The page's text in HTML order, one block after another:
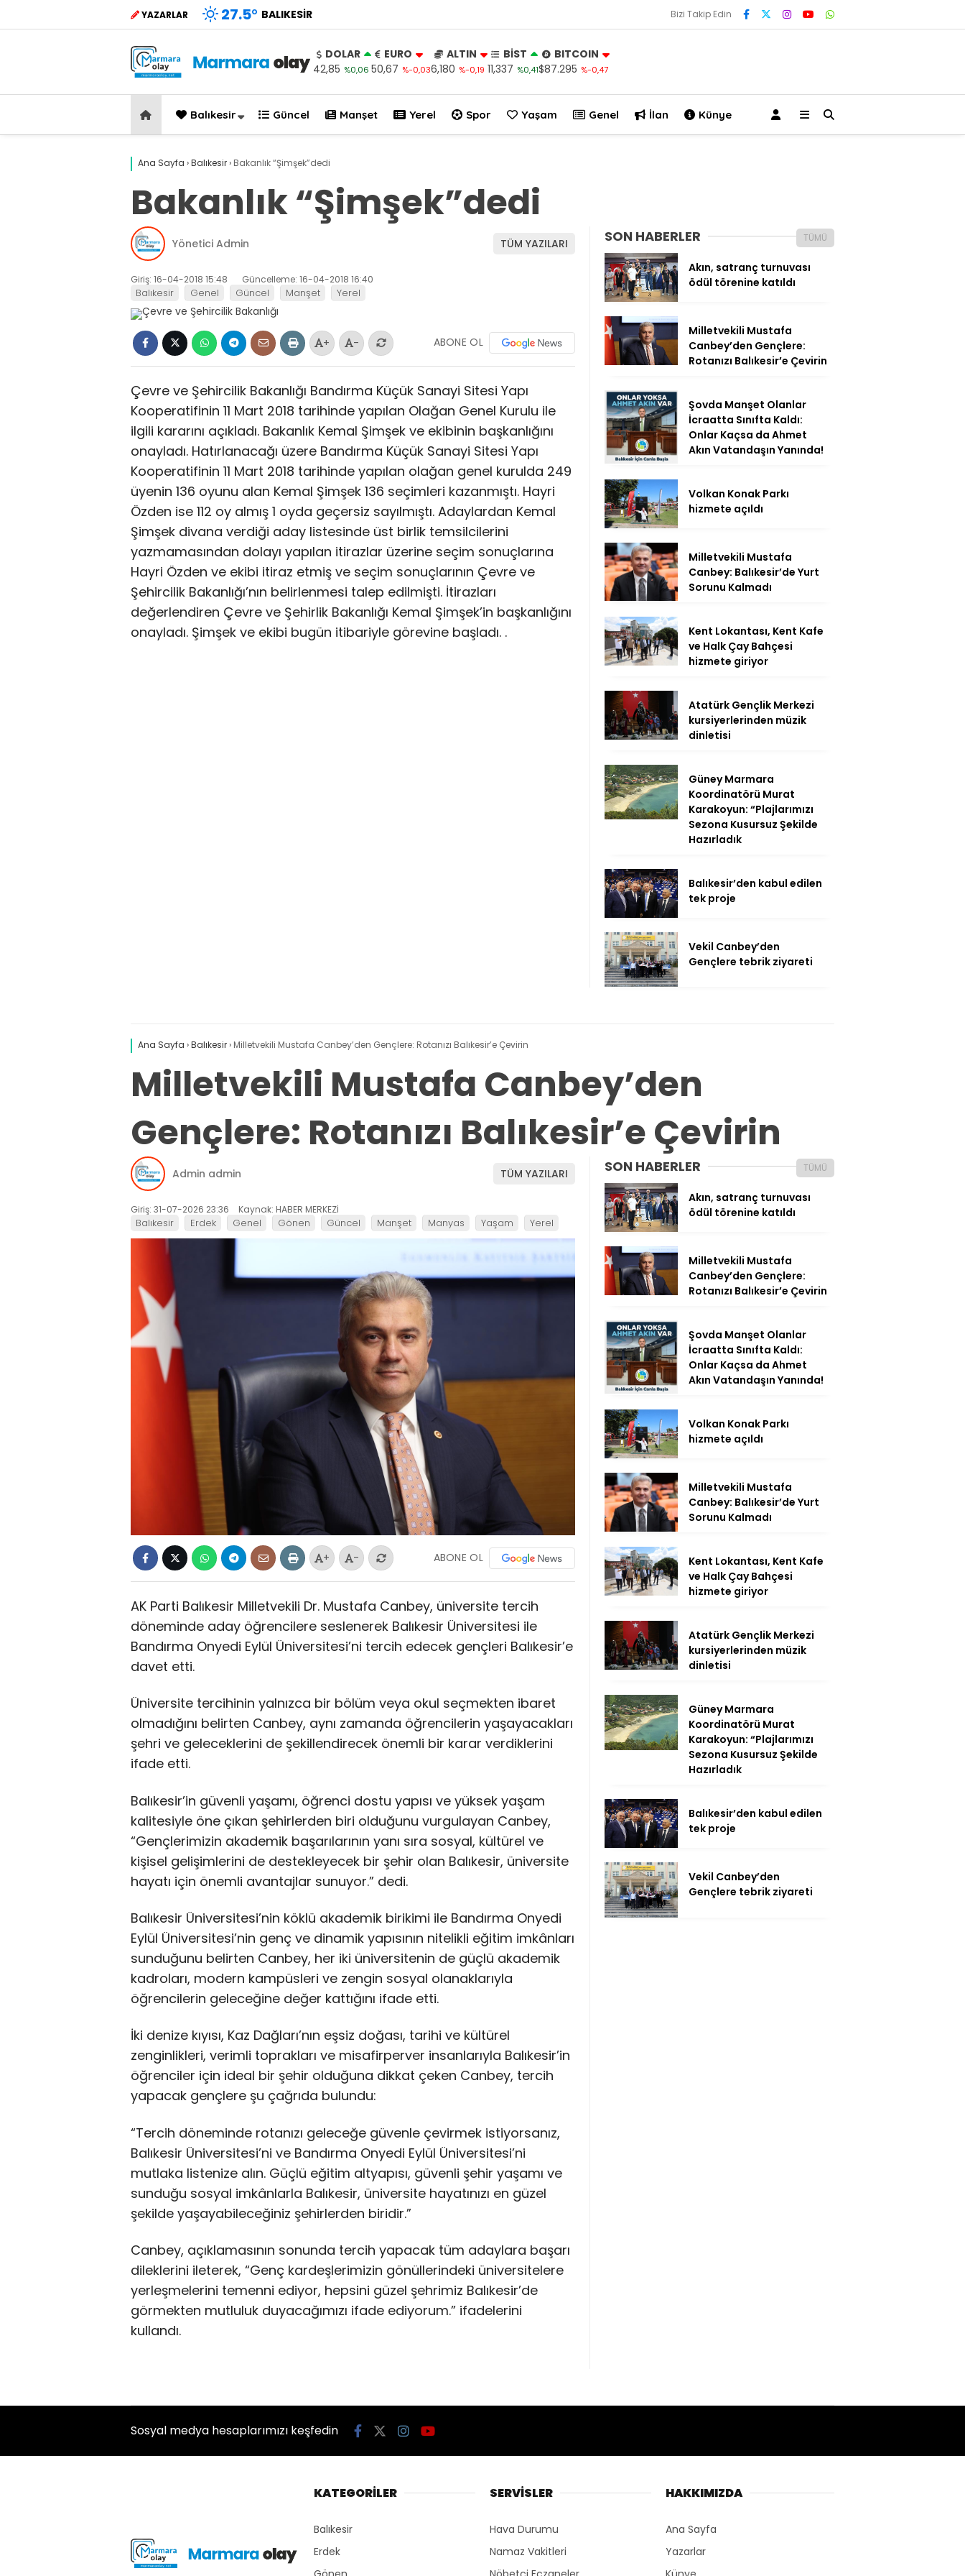
YAZARLAR 27.5° BALIKESIR Bizi Takip Edin
DOLAR
42,85 %0,06
EURO
50,67 %-0,03
ALTIN
6,180 %-0,19
BİST
11,337 %0,41
BITCOIN
$87.295 %-0,47
Balıkesir Güncel Manşet Yerel Spor Yaşam Genel İlan Künye
Ana Sayfa ›Balıkesir› Bakanlık “Şimşek”dedi
Bakanlık “Şimşek”dedi
Yönetici Admin TÜM YAZILARI
Giriş: 16-04-2018 15:48 Güncelleme: 16-04-2018 16:40
Balıkesir Genel Güncel Manşet Yerel
+ - ABONE OL
Çevre ve Şehircilik Bakanlığı Bandırma Küçük Sanayi Sitesi Yapı
Kooperatifinin 11 Mart 2018 tarihinde yapılan Olağan Genel Kurulu ile
ilgili kararını açıkladı. Bakanlık Kemal Şimşek ve ekibinin başkanlığını
onayladı. Hatırlanacağı üzere Bandırma Küçük Sanayi Sitesi Yapı
Kooperatifinin 11 Mart 2018 tarihinde yapılan olağan genel kurulda 249
üyenin 136 oyunu alan Kemal Şimşek 136 seçimleri kazanmıştı. Hayri
Özden ise 112 oy almış 1 oyda geçersiz sayılmıştı. Adaylardan Kemal
Şimşek divana verdiği aday listesinde üst birlik temsilcilerini
yazmamasından dolayı yapılan itirazlar üzerine seçim sonuçlarına
Hayri Özden ve ekibi itiraz etmiş ve seçim sonuçlarının Çevre ve
Şehircilik Bakanlığı’nın belirlenmesi talep edilmişti. İtirazları
değerlendiren Çevre ve Şehirlik Bakanlığı Kemal Şimşek’in başkanlığını
onayladı. Şimşek ve ekibi bugün itibariyle görevine başladı. .
SON HABERLER TÜMÜ
Akın, satranç turnuvası
ödül törenine katıldı
Milletvekili Mustafa
Canbey’den Gençlere:
Rotanızı Balıkesir’e Çevirin
Şovda Manşet Olanlar
İcraatta Sınıfta Kaldı:
Onlar Kaçsa da Ahmet
Akın Vatandaşın Yanında!
Volkan Konak Parkı
hizmete açıldı
Milletvekili Mustafa
Canbey: Balıkesir’de Yurt
Sorunu Kalmadı
Kent Lokantası, Kent Kafe
ve Halk Çay Bahçesi
hizmete giriyor
Atatürk Gençlik Merkezi
kursiyerlerinden müzik
dinletisi
Güney Marmara
Koordinatörü Murat
Karakoyun: “Plajlarımızı
Sezona Kusursuz Şekilde
Hazırladık
Balıkesir’den kabul edilen
tek proje
Vekil Canbey’den
Gençlere tebrik ziyareti
Ana Sayfa ›Balıkesir› Milletvekili Mustafa Canbey’den Gençlere: Rotanızı Balıkesir’e Çevirin
Milletvekili Mustafa Canbey’den
Gençlere: Rotanızı Balıkesir’e Çevirin
Admin admin TÜM YAZILARI
Giriş: 31-07-2026 23:36 Kaynak: HABER MERKEZİ
Balıkesir Erdek Genel Gönen Güncel Manşet Manyas Yaşam Yerel
+ - ABONE OL
AK Parti Balıkesir Milletvekili Dr. Mustafa Canbey, üniversite tercih
döneminde aday öğrencilere seslenerek Balıkesir Üniversitesi ile
Bandırma Onyedi Eylül Üniversitesi’ni tercih edecek gençleri Balıkesir’e
davet etti.
Üniversite tercihinin yalnızca bir bölüm veya okul seçmekten ibaret
olmadığını belirten Canbey, aynı zamanda öğrencilerin yaşayacakları
şehri ve geleceklerini de şekillendirecek önemli bir karar verdiklerini
ifade etti.
Balıkesir’in güvenli yaşamı, öğrenci dostu yapısı ve yüksek yaşam
kalitesiyle öne çıkan şehirlerden biri olduğunu vurgulayan Canbey,
“Gençlerimizin akademik başarılarının yanı sıra sosyal, kültürel ve
kişisel gelişimlerini de destekleyecek bir şehir olan Balıkesir, üniversite
hayatı için önemli avantajlar sunuyor.” dedi.
Balıkesir Üniversitesi’nin köklü akademik birikimi ile Bandırma Onyedi
Eylül Üniversitesi’nin genç ve dinamik yapısının nitelikli eğitim imkânları
sunduğunu belirten Canbey, her iki üniversitenin de güçlü akademik
kadroları, modern kampüsleri ve zengin sosyal olanaklarıyla
öğrencilerin geleceğine değer kattığını ifade etti.
İki denize kıyısı, Kaz Dağları’nın eşsiz doğası, tarihi ve kültürel
zenginlikleri, verimli toprakları ve misafirperver insanlarıyla Balıkesir’in
öğrenciler için ideal bir şehir olduğuna dikkat çeken Canbey, tercih
yapacak gençlere şu çağrıda bulundu:
“Tercih döneminde rotanızı geleceğe güvenle çevirmek istiyorsanız,
Balıkesir Üniversitesi’ni ve Bandırma Onyedi Eylül Üniversitesi’ni
mutlaka listenize alın. Güçlü eğitim altyapısı, güvenli şehir yaşamı ve
sunduğu sosyal imkânlarla Balıkesir, üniversite hayatınızı en güzel
şekilde yaşayabileceğiniz şehirlerden biridir.”
Canbey, açıklamasının sonunda tercih yapacak tüm adaylara başarı
dileklerini ileterek, “Genç kardeşlerimizin gönüllerindeki üniversitelere
yerleşmelerini temenni ediyor, hepsini güzel şehrimiz Balıkesir’de
görmekten mutluluk duyacağımızı ifade ediyorum.” ifadelerini
kullandı.
SON HABERLER TÜMÜ
Akın, satranç turnuvası
ödül törenine katıldı
Milletvekili Mustafa
Canbey’den Gençlere:
Rotanızı Balıkesir’e Çevirin
Şovda Manşet Olanlar
İcraatta Sınıfta Kaldı:
Onlar Kaçsa da Ahmet
Akın Vatandaşın Yanında!
Volkan Konak Parkı
hizmete açıldı
Milletvekili Mustafa
Canbey: Balıkesir’de Yurt
Sorunu Kalmadı
Kent Lokantası, Kent Kafe
ve Halk Çay Bahçesi
hizmete giriyor
Atatürk Gençlik Merkezi
kursiyerlerinden müzik
dinletisi
Güney Marmara
Koordinatörü Murat
Karakoyun: “Plajlarımızı
Sezona Kusursuz Şekilde
Hazırladık
Balıkesir’den kabul edilen
tek proje
Vekil Canbey’den
Gençlere tebrik ziyareti
Sosyal medya hesaplarımızı keşfedin
KATEGORİLER
Balıkesir
Erdek
SERVİSLER
Hava Durumu
Namaz Vakitleri
HAKKIMIZDA
Ana Sayfa
Yazarlar